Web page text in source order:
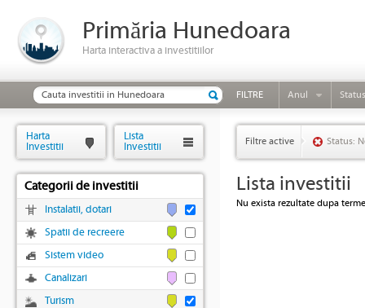
Primăria Hunedoara
Harta interactiva a investitiilor
FILTRE Anul Status
Filtre active Status:
Lista investitii
Nu exista rezultate dupa
Harta
Investitii
Lista
Investitii
Categorii de investitii
Instalatii, dotari
Spatii de recreere
Sistem video
Canalizari
Turism